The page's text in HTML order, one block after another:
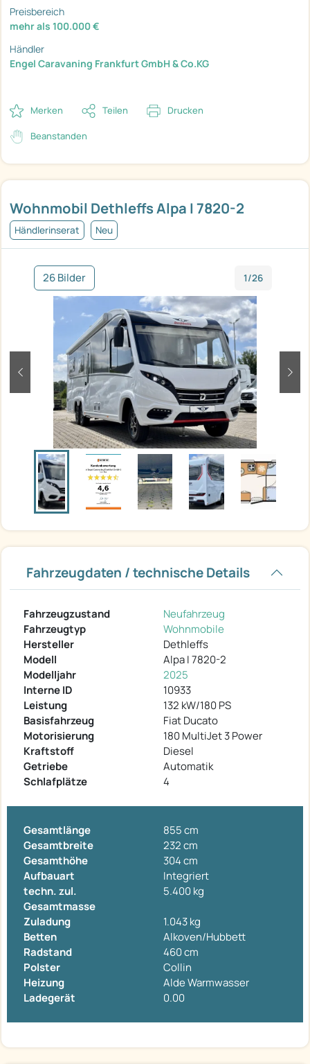
Wohnmobil Dethleffs Alpa I 7820-2
Händlerinserat Neu
26 Bilder 1/26
zurück
Fahrzeugdaten / technische Details
Fahrzeugzustand
Neufahrzeug
Fahrzeugtyp
Wohnmobile
Hersteller
Dethleffs
Modell
Alpa I 7820-2
Modelljahr
2025
Interne ID
10933
Leistung
132 kW/180 PS
Basisfahrzeug
Fiat Ducato
Motorisierung
180 MultiJet 3 Power
Kraftstoff
Diesel
Getriebe
Automatik
Schlafplätze
4
Gesamtlänge
855 cm
Gesamtbreite
232 cm
Gesamthöhe
304 cm
Aufbauart
Integriert
techn. zul.
Gesamtmasse
5.400 kg
Zuladung
1.043 kg
Betten
Alkoven/Hubbett
Radstand
460 cm
Polster
Collin
Heizung
Alde Warmwasser
Ladegerät
0.00
Preisbereich
mehr als 100.000 €
Händler
Engel Caravaning Frankfurt GmbH & Co.KG
Merken Teilen Drucken
Beanstanden